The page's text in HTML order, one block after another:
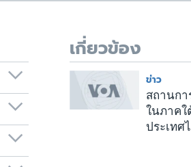
เกี่ยวข้อง
ข่าว
สถานก
ในภาคใ
ประเทศ